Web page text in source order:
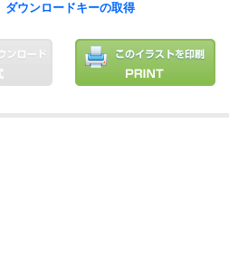
ダウンロードキーの取得